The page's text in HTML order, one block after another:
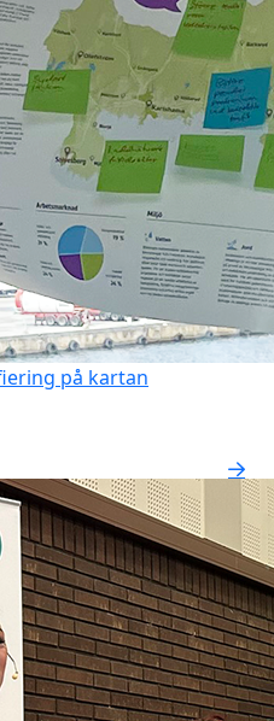
på kartan